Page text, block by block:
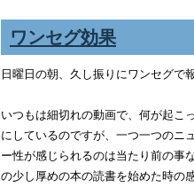
ワンセグ効果
日曜日の朝、久し振りにワンセグで
いつもは細切れの動画で、何が起こ
にしているのですが、一つ一つのニ
ー性が感じられるのは当たり前の事
の少し厚めの本の読書を始めた時の